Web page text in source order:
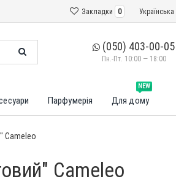
Українська
Закладки 0
(050) 403-00-05
Пн.-Пт. 10:00 — 18:00
Парфумерія
NEW
Для дому
Cameleo
Cameleo